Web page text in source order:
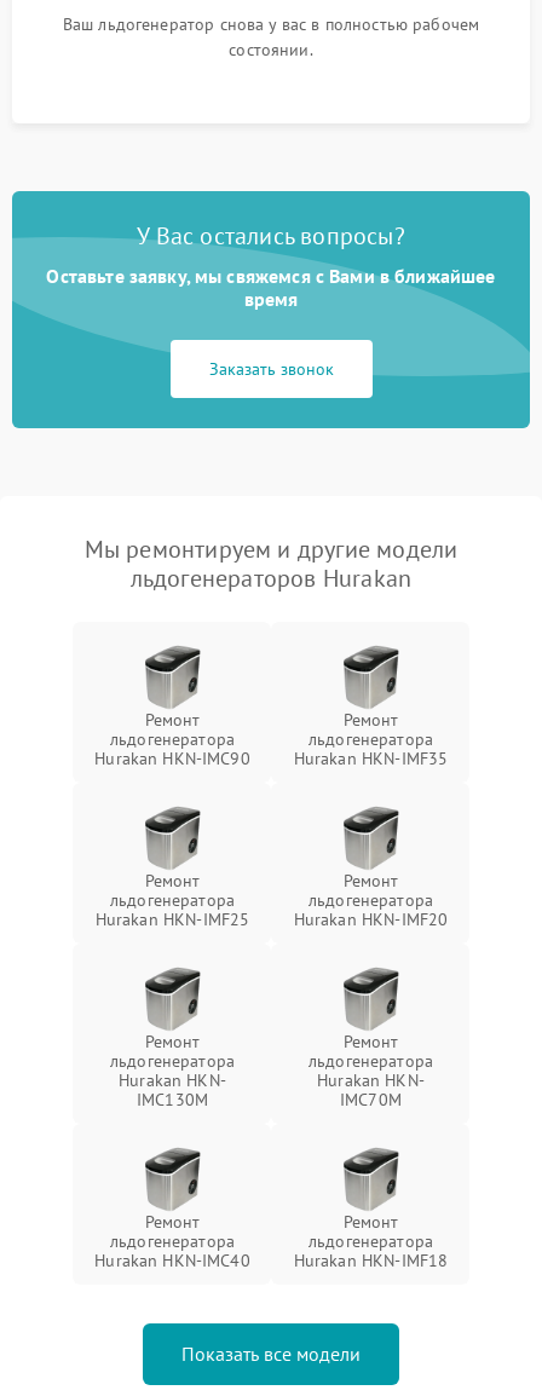
Ваш льдогенератор снова у вас в полностью рабочем
состоянии.
У Вас остались вопросы?
Оставьте заявку, мы свяжемся с Вами в ближайшее
время
Заказать звонок
Мы ремонтируем и другие модели
льдогенераторов Hurakan
Ремонт
льдогенератора
Hurakan HKN-IMC90
Ремонт
льдогенератора
Hurakan HKN-IMF35
Ремонт
льдогенератора
Hurakan HKN-IMF25
Ремонт
льдогенератора
Hurakan HKN-IMF20
Ремонт
льдогенератора
Hurakan HKN-
IMC130M
Ремонт
льдогенератора
Hurakan HKN-
IMC70M
Ремонт
льдогенератора
Hurakan HKN-IMC40
Ремонт
льдогенератора
Hurakan HKN-IMF18
Показать все модели